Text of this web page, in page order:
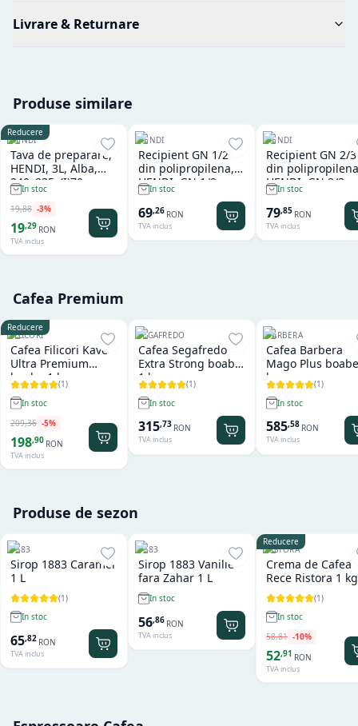
Livrare & Returnare
Produse similare
Reducere
HENDI
Tava de preparare,
HENDI, 3L, Alba,
340x235x(I)70mm,
Dreptunghiulara
In stoc
19,88 -3%
19,29 RON
TVA inclus
HENDI
Recipient GN 1/2
din polipropilena,
HENDI, GN 1/2,
12,5L, Transparent,
325x265x(H)200mm,
Dreptunghiular
In stoc
69,26 RON
TVA inclus
HENDI
Recipient GN 2/3
din
HENDI, GN 2/3,
13,5L,
Dreptunghiular
In stoc
79,85 RON
TVA inclus
Cafea Premium
Reducere
FILICORI
Cafea Filicori Kave
Ultra Premium
boabe 1 kg
(1)
In stoc
209,36 -5%
198,90 RON
TVA inclus
SEGAFREDO
Cafea Segafredo
Extra Strong boabe
1 kg
(1)
In stoc
315,73 RON
TVA inclus
BARBERA
Cafea Barbera
Mago Plus
kg
(1)
In stoc
585,58 RON
TVA inclus
Produse de sezon
1883
Sirop 1883 Caramel
1 L
(1)
In stoc
65,82 RON
TVA inclus
1883
Sirop 1883 Vanilie
fara Zahar 1 L
In stoc
56,86 RON
TVA inclus
Reducere
RISTORA
Crema de Cafea
Rece Ristora 1 kg
(1)
In stoc
58,81 -10%
52,91 RON
TVA inclus